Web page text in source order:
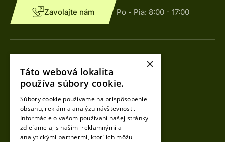
Zavolajte nám
Po - Pia: 8:00 - 17:00
Tomáš Loy
CEO
+421 918 490 990
info@vesto.sk
×
Táto webová lokalita
používa súbory cookie.
Súbory cookie používame na prispôsobenie
obsahu, reklám a analýzu návštevnosti.
Informácie o vašom používaní našej stránky
zdieľame aj s našimi reklamnými a
analytickými partnermi, ktorí ich môžu